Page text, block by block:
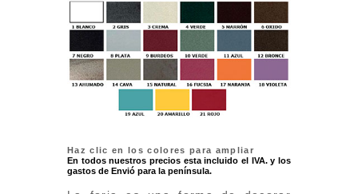
Haz clic en los colores para ampliar
En todos nuestros precios esta incluido el IVA. y los
gastos de Envió para la península.